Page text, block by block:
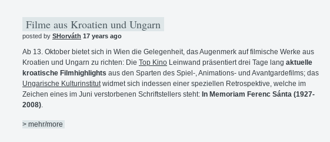
Filme aus Kroatien und Ungarn
posted by SHorváth 17 years ago
Ab 13. Oktober bietet sich in Wien die Gelegenheit, das Augenmerk auf filmische Werke aus
Kroatien und Ungarn zu richten: Die Top Kino Leinwand präsentiert drei Tage lang aktuelle
kroatische Filmhighlights aus den Sparten des Spiel-, Animations- und Avantgardefilms; das
Ungarische Kulturinstitutwidmet sich indessen einer speziellen Retrospektive, welche im
Zeichen eines im Juni verstorbenen Schriftstellers steht: In Memoriam Ferenc Sánta (1927-
2008).
> mehr/more